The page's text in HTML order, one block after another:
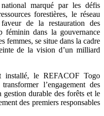
marqué par les défis
forestières, le réseau
de la restauration des
féminin dans la gouvernance
femmes, se situe dans la cadre
de la vision d’un milliard
installé, le REFACOF Togo
l’engagement des
durable des forêts et le
des premiers responsables